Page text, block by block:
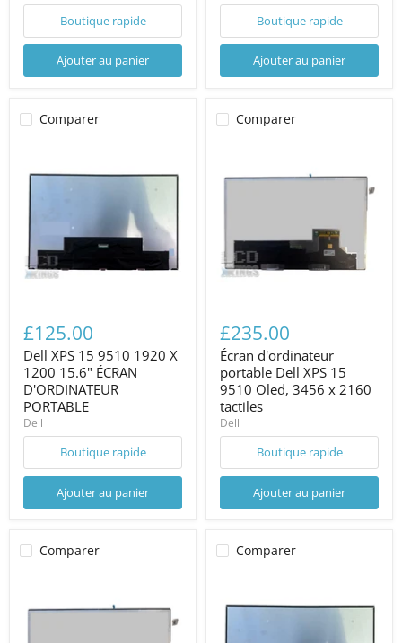
Boutique rapide
Ajouter au panier
Boutique rapide
Ajouter au panier
Comparer
£125.00
Dell XPS 15 9510 1920 X
1200 15.6" ÉCRAN
D'ORDINATEUR
PORTABLE
Dell
Boutique rapide
Ajouter au panier
Comparer
£235.00
Écran d'ordinateur
portable Dell XPS 15
9510 Oled, 3456 x 2160
tactiles
Dell
Boutique rapide
Ajouter au panier
Comparer Comparer